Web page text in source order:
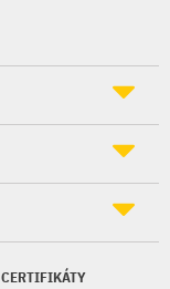
CERTIFIKÁTY